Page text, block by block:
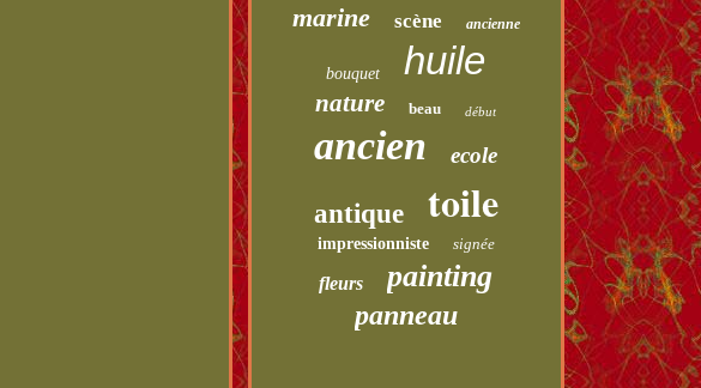
marine scène ancienne
bouquet huile
nature beau début
ancien ecole
antique toile
impressionniste signée
fleurs painting
panneau